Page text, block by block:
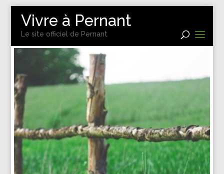
Vivre à Pernant
Le site officiel de Pernant